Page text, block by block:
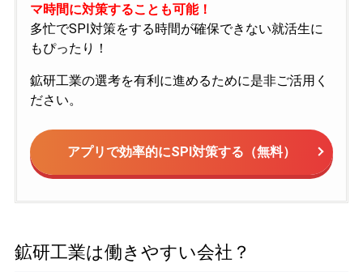
マ時間に対策することも可能！
多忙でSPI対策をする時間が確保できない就活生に
もぴったり！
鉱研工業の選考を有利に進めるために是非ご活用く
ださい。
アプリで効率的にSPI対策する（無料）
鉱研工業は働きやすい会社？